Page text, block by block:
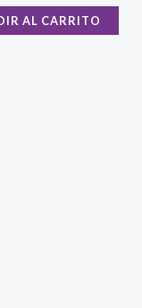
AL CARRITO